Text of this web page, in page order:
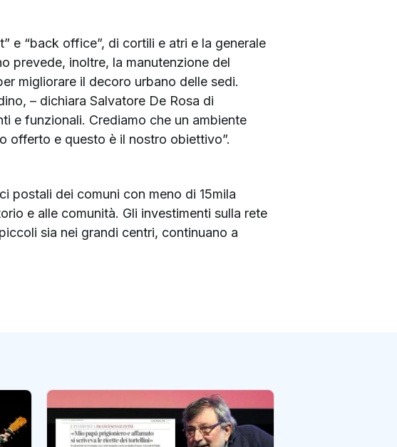
e “back office”, di cortili e atri e la generale
prevede, inoltre, la manutenzione del
migliorare il decoro urbano delle sedi.
– dichiara Salvatore De Rosa di
e funzionali. Crediamo che un ambiente
offerto e questo è il nostro obiettivo”.
postali dei comuni con meno di 15mila
e alle comunità. Gli investimenti sulla rete
sia nei grandi centri, continuano a